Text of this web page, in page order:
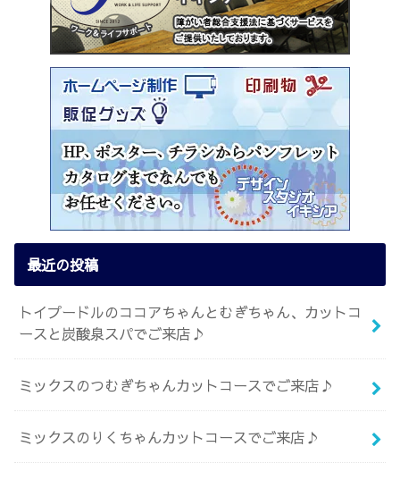
最近の投稿
トイプードルのココアちゃんとむぎちゃん、カットコ
ースと炭酸泉スパでご来店♪
ミックスのつむぎちゃんカットコースでご来店♪
ミックスのりくちゃんカットコースでご来店♪